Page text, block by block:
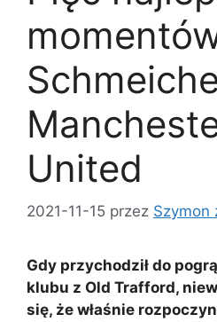
United
2021-11-15 przez Szymon
Gdy przychodził do
klubu z Old Trafford,
się, że właśnie